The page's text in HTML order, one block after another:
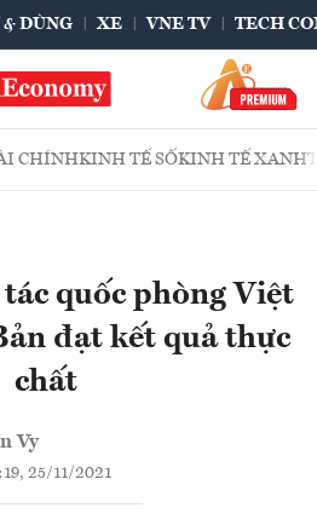
DÙNG XE VNE TV TECH
CHÍNHKINH TẾ SỐKINH TẾ XANH
quốc phòng Việt
đạt kết quả thực
chất
Vy
25/11/2021